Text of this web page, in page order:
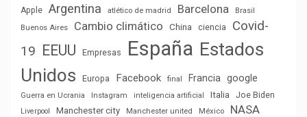
Apple Argentina atlético de madrid Barcelona
Brasil
Buenos Aires
Cambio climático China ciencia
Covid-
19 EEUU Empresas España Estados
Unidos
Europa Facebook final Francia google
Guerra en Ucrania Instagram inteligencia artificial Italia Joe Biden
Liverpool Manchester city Manchester united México NASA